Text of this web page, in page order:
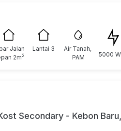
Jalan
2m2
Lantai 3
Air Tanah,
PAM
5000
Secondary - Kebon